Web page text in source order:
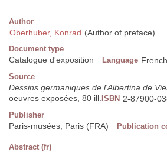
Author
Oberhuber, Konrad (Author of preface)
Document type
Catalogue d'exposition Language French
Source
Dessins germaniques de l'Albertina de
oeuvres exposées, 80 ill. ISBN 2-87900-
Publisher
Paris-musées, Paris (FRA) Publication
Abstract (fr)